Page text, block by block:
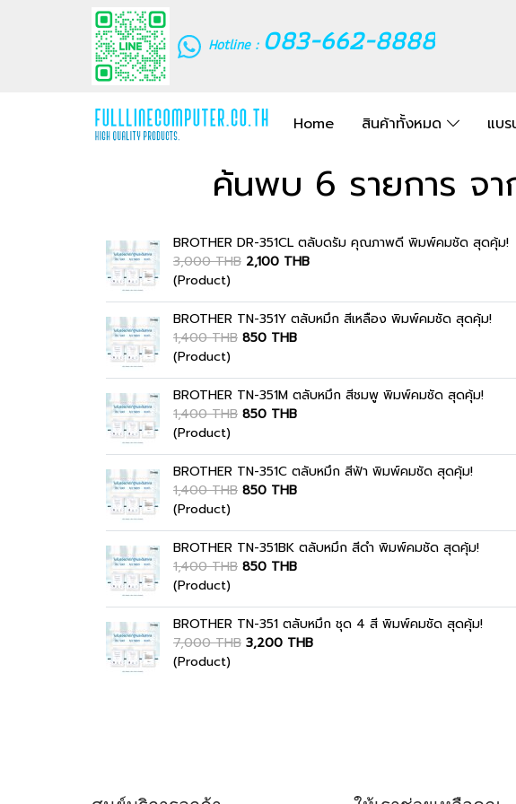
Hotline : 083-662-8888
Home สินค้าทั้งหมด แบ
ค้นพบ 6 รายการ จ
BROTHER DR-351CL ตลับดรัม คุณภาพดี พิมพ์คมชัด สุดคุ้ม!
3,000 THB 2,100 THB
(Product)
BROTHER TN-351Y ตลับหมึก สีเหลือง พิมพ์คมชัด สุดคุ้ม!
1,400 THB 850 THB
(Product)
BROTHER TN-351M ตลับหมึก สีชมพู พิมพ์คมชัด สุดคุ้ม!
1,400 THB 850 THB
(Product)
BROTHER TN-351C ตลับหมึก สีฟ้า พิมพ์คมชัด สุดคุ้ม!
1,400 THB 850 THB
(Product)
BROTHER TN-351BK ตลับหมึก สีดำ พิมพ์คมชัด สุดคุ้ม!
1,400 THB 850 THB
(Product)
BROTHER TN-351 ตลับหมึก ชุด 4 สี พิมพ์คมชัด สุดคุ้ม!
7,000 THB 3,200 THB
(Product)